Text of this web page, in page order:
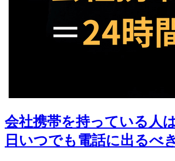
会社携帯を持っている人
日いつでも電話に出るべ